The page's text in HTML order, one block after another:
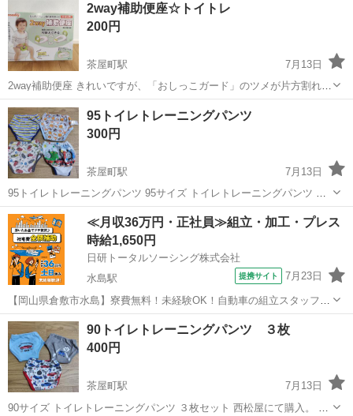
2way補助便座☆トイトレ
200円
茶屋町駅
7月13日
2way補助便座 きれいですが、「おしっこガード」のツメが片方割れて
おり、使用中に外れることがあります…。初めから外して使うことも
できます。 ネジを含む部品は全てあります。 ハンドルを使うと自立し
て立ってくれるのがよかっ...
岡山 倉敷市 茶屋町駅 ベビー用品
95トイレトレーニングパンツ
300円
茶屋町駅
7月13日
95トイレトレーニングパンツ 95サイズ トイレトレーニングパンツ ４
枚セット 頂き物です。我が家も少し使いました。 おそらく３層タイプ
タグに記名あったりなかったり。 カーズ・トーマスは使用感つよめ。
そもそものサイ...
岡山 倉敷市 茶屋町駅 ベビー用品 トイレトレーニング
≪月収36万円・正社員≫組立・加工・プレス
時給1,650円
日研トータルソーシング株式会社
水島駅
提携サイト 7月23日
【岡山県倉敷市水島】寮費無料！未経験OK！自動車の組立スタッフ
《お仕事No.NS0089》 お仕事について 車の組立作業です。専用レール
に乗って流れてくる車の骨組みに、車内外の各部品・ハンドル・足回
り・ドア・シートなどの各...
岡山 倉敷市 水島駅
90トイレトレーニングパンツ ３枚
400円
茶屋町駅
7月13日
90サイズ トイレトレーニングパンツ ３枚セット 西松屋にて購入。 ３